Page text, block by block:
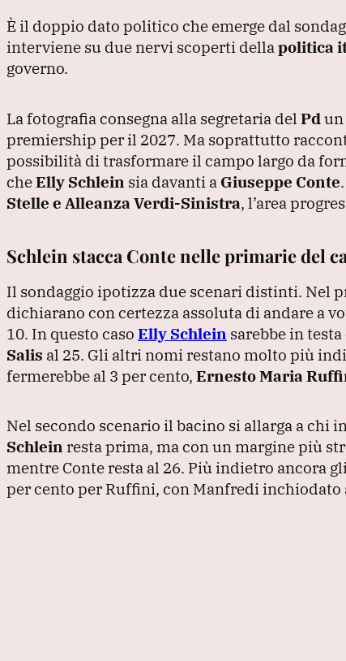
È il doppio dato politico che emerge dal
interviene su due nervi scoperti dellapolitica
governo.
La fotografia consegna alla segretaria del Pdun
premiership per il 2027. Ma soprattutto
possibilità di trasformare il campo largo da
cheElly Schlein sia davanti a Giuseppe Conte.
Stelle e Alleanza Verdi-Sinistra, l’area
Schlein stacca Conte nelle primarie del
Il sondaggio ipotizza due scenari distinti. Nel
dichiarano con certezza assoluta di andare a
10. In questo caso Elly Schlein sarebbe in
Salis al 25. Gli altri nomi restano molto più
fermerebbe al 3 per cento, Ernesto Maria
Nel secondo scenario il bacino si allarga a chi
Schlein resta prima, ma con un margine più
mentre Conte resta al 26. Più indietro ancora
per cento per Ruffini, con Manfredi inchiodato